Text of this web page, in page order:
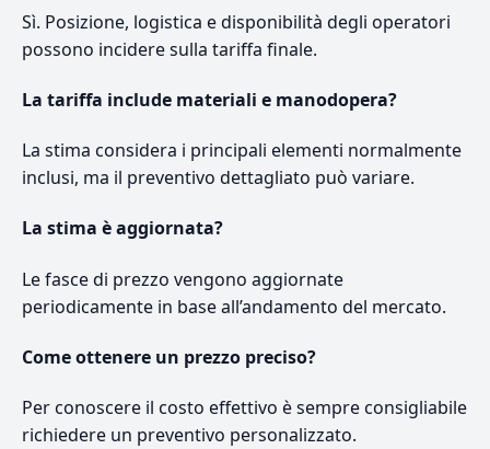
Sì. Posizione, logistica e disponibilità degli operatori
possono incidere sulla tariffa finale.
La tariffa include materiali e manodopera?
La stima considera i principali elementi normalmente
inclusi, ma il preventivo dettagliato può variare.
La stima è aggiornata?
Le fasce di prezzo vengono aggiornate
periodicamente in base all’andamento del mercato.
Come ottenere un prezzo preciso?
Per conoscere il costo effettivo è sempre consigliabile
richiedere un preventivo personalizzato.